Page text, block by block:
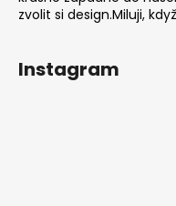
zvolit si design.Miluji,
Instagram